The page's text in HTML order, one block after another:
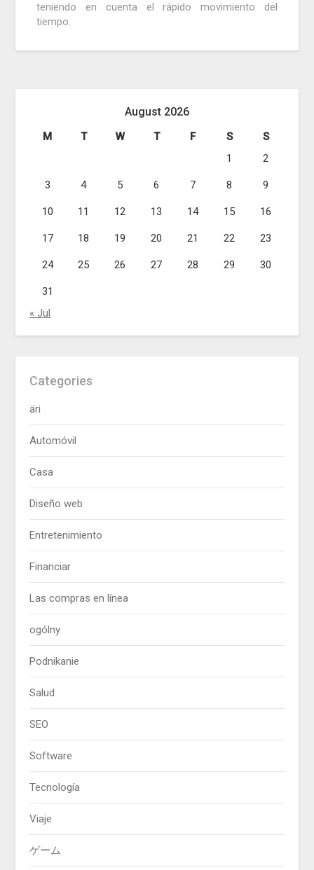
teniendo en cuenta el rápido movimiento del
tiempo.
August 2026
M T W T F S
S
1
2
3 4 5 6 7 8 9
10 11 12 13 14 15 16
17 18 19 20 21 22 23
24 25 26 27 28 29 30
31
« Jul
Categories
äri
Automóvil
Casa
Diseño web
Entretenimiento
Financiar
Las compras en línea
ogólny
Podnikanie
Salud
SEO
Software
Tecnología
Viaje
ゲーム